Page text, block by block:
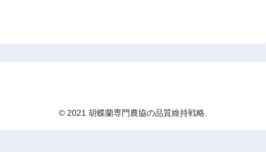
© 2021 胡蝶蘭専門農協の品質維持戦略.